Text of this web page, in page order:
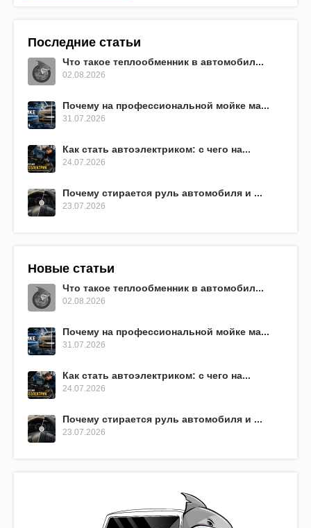
Последние статьи
Что такое теплообменник в автомобил...
02.08.2026
Почему на профессиональной мойке ма...
31.07.2026
Как стать автоэлектриком: с чего на...
24.07.2026
Почему стирается руль автомобиля и ...
23.07.2026
Новые статьи
Что такое теплообменник в автомобил...
02.08.2026
Почему на профессиональной мойке ма...
31.07.2026
Как стать автоэлектриком: с чего на...
24.07.2026
Почему стирается руль автомобиля и ...
23.07.2026